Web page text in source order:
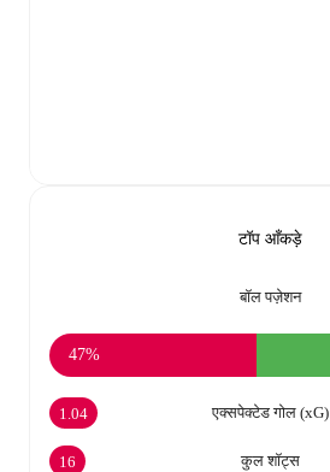
टॉप आँकड़े
बॉल पज़ेशन
47%
एक्सपेक्टेड गोल (xG)
1.04
कुल शॉट्स
16